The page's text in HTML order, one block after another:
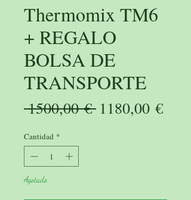
Thermomix TM6
+ REGALO
BOLSA DE
TRANSPORTE
1500,00 € Precio
1180,00 €
Cantidad *
Agotado